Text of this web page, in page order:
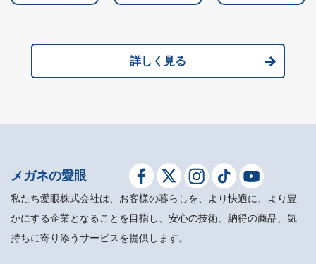
詳しく見る
メガネの愛眼
私たち愛眼株式会社は、お客様の暮らしを、より快適に、より豊
かにする企業となることを目指し、安心の技術、納得の商品、気
持ちに寄り添うサービスを提供します。